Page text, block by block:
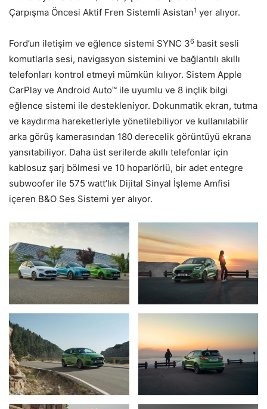
Çarpışma Öncesi Aktif Fren Sistemli Asistan1 yer alıyor.
Ford’un iletişim ve eğlence sistemi SYNC 36 basit sesli
komutlarla sesi, navigasyon sistemini ve bağlantılı akıllı
telefonları kontrol etmeyi mümkün kılıyor. Sistem Apple
CarPlay ve Android Auto™ ile uyumlu ve 8 inçlik bilgi
eğlence sistemi ile destekleniyor. Dokunmatik ekran, tutma
ve kaydırma hareketleriyle yönetilebiliyor ve kullanılabilir
arka görüş kamerasından 180 derecelik görüntüyü ekrana
yansıtabiliyor. Daha üst serilerde akıllı telefonlar için
kablosuz şarj bölmesi ve 10 hoparlörlü, bir adet entegre
subwoofer ile 575 watt’lık Dijital Sinyal İşleme Amfisi
içeren B&O Ses Sistemi yer alıyor.